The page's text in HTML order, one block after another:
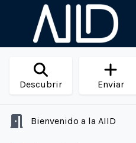
Descubrir Enviar
Bienvenido a la AIID